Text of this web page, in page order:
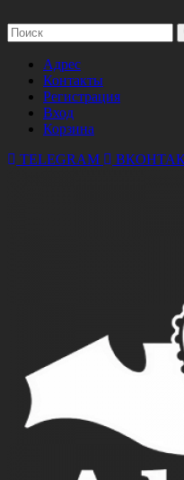
Адрес
Контакты
Регистрация
Вход
Корзина
TELEGRAM